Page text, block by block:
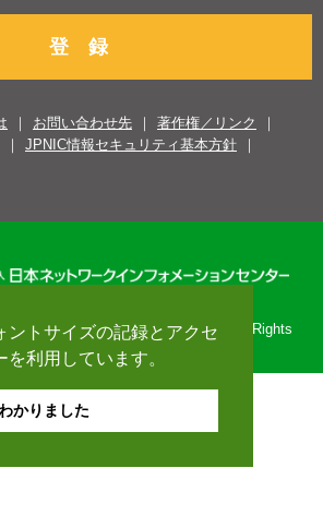
ントサイズの記録とアクセ
利用しています。
かりました
登 録
お問い合わせ先
著作権／リンク
JPNIC情報セキュリティ基本方針
Japan Network Information Center. All Rights
Reserved.